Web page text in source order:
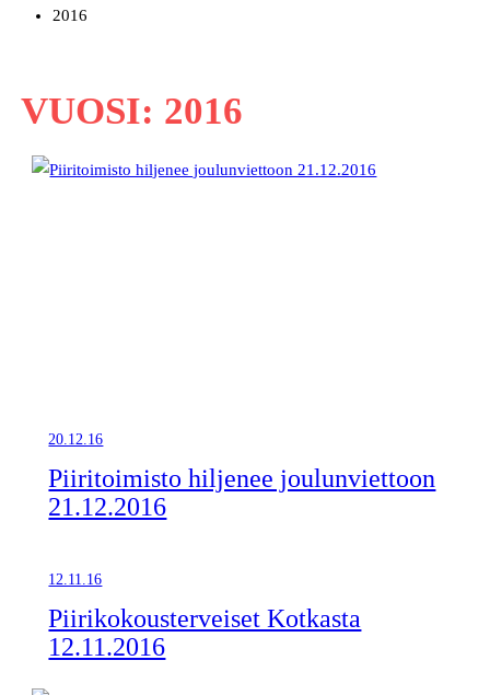
2016
VUOSI: 2016
20.12.16
Piiritoimisto hiljenee joulunviettoon
21.12.2016
12.11.16
Piirikokousterveiset Kotkasta
12.11.2016